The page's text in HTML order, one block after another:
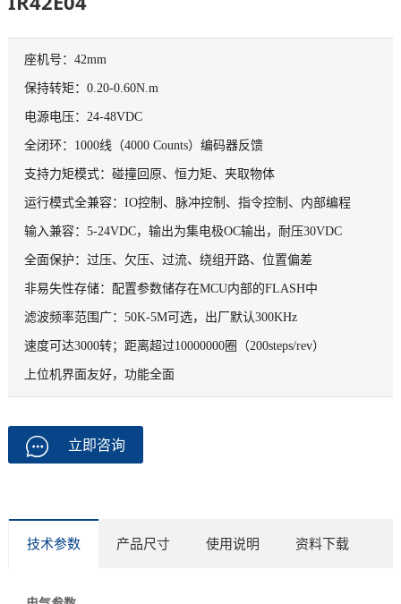
座机号：42mm
保持转矩：0.20-0.60N.m
电源电压：24-48VDC
全闭环：1000线（4000 Counts）编码器反馈
支持力矩模式：碰撞回原、恒力矩、夹取物体
运行模式全兼容：IO控制、脉冲控制、指令控制、内部编程
输入兼容：5-24VDC，输出为集电极OC输出，耐压30VDC
全面保护：过压、欠压、过流、绕组开路、位置偏差
非易失性存储：配置参数储存在MCU内部的FLASH中
滤波频率范围广：50K-5M可选，出厂默认300KHz
速度可达3000转；距离超过10000000圈（200steps/rev）
上位机界面友好，功能全面
立即咨询
技术参数 产品尺寸 使用说明 资料下载